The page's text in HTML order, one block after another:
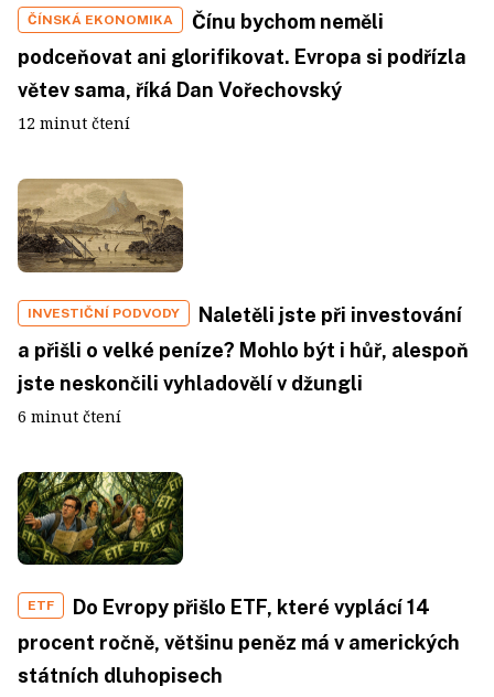
ČÍNSKÁ EKONOMIKA
Čínu bychom neměli
podceňovat ani glorifikovat. Evropa si podřízla
větev sama, říká Dan Vořechovský
12 minut čtení
INVESTIČNÍ PODVODY
Naletěli jste při investování
a přišli o velké peníze? Mohlo být i hůř, alespoň
jste neskončili vyhladovělí v džungli
6 minut čtení
ETF
Do Evropy přišlo ETF, které vyplácí 14
procent ročně, většinu peněz má v amerických
státních dluhopisech